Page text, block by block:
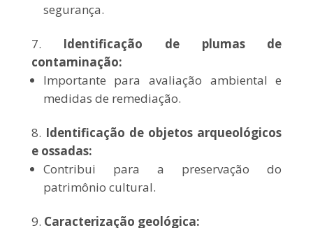
segurança.
Identificação de plumas de
contaminação:
Importante para avaliação ambiental e
medidas de remediação.
Identificação de objetos arqueológicos
e ossadas:
Contribui para a preservação do
patrimônio cultural.
Caracterização geológica: